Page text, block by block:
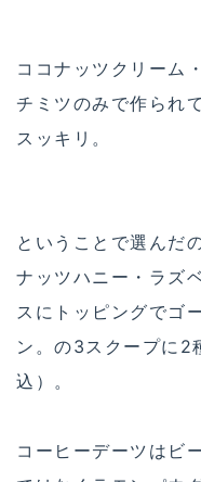
ココナッツクリーム
チミツのみで作られ
スッキリ。
ということで選んだ
ナッツハニー・ラズ
スにトッピングでゴ
ン。の3スクープに2
込）。
コーヒーデーツはビ